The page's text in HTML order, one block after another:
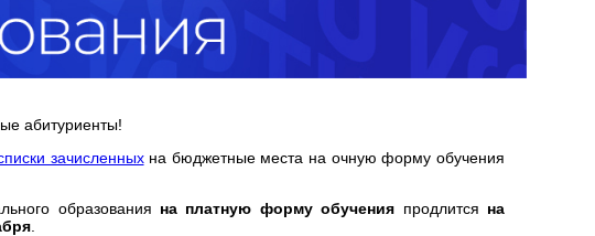
абитуриенты!
зачисленныхна бюджетные места на очную форму обучения
образования на платную форму обучения продлится на